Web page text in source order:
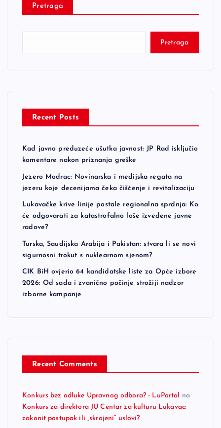
Pretraga
Pretraga
Recent Posts
Kad javno preduzeće ušutka javnost: JP Rad isključio
komentare nakon priznanja greške
Jezero Modrac: Novinarska i medijska regata na
jezeru koje decenijama čeka čišćenje i revitalizaciju
Lukavačke krive linije postale regionalna sprdnja: Ko
će odgovarati za katastrofalno loše izvedene javne
radove?
Turska, Saudijska Arabija i Pakistan: stvara li se novi
sigurnosni trokut s nuklearnom sjenom?
CIK BiH ovjerio 64 kandidatske liste za Opće izbore
2026: Od sada i zvanično počinje strožiji nadzor
izborne kampanje
Recent Comments
Konkurs bez odluke Upravnog odbora? - LuPortal na
Konkurs za direktora JU Centar za kulturu Lukavac:
zakonit postupak ili „skrojeni“ uslovi?